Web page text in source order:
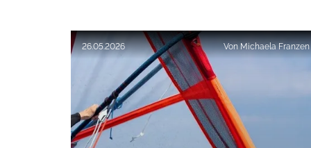
Veröffentlicht am:
26.05.2026 VonMichaela Franzen